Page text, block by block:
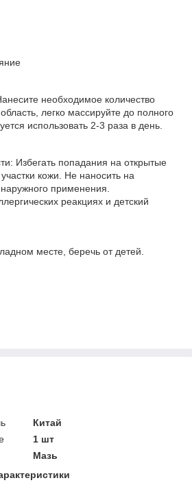
необходимое количество
легко массируйте до полного
использовать 2-3 раза в день.
Избегать попадания на открытые
кожи. Не наносить на
применения.
реакциях и детский
месте, беречь от детей.
Китай
1 шт
Мазь